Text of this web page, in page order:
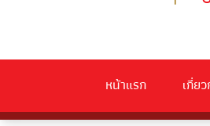
หน้าแรก เกี่ย